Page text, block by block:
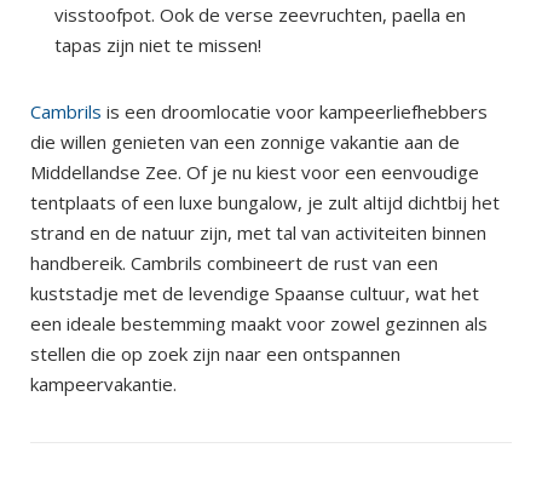
visstoofpot. Ook de verse zeevruchten, paella en
tapas zijn niet te missen!
Cambrils is een droomlocatie voor kampeerliefhebbers
die willen genieten van een zonnige vakantie aan de
Middellandse Zee. Of je nu kiest voor een eenvoudige
tentplaats of een luxe bungalow, je zult altijd dichtbij het
strand en de natuur zijn, met tal van activiteiten binnen
handbereik. Cambrils combineert de rust van een
kuststadje met de levendige Spaanse cultuur, wat het
een ideale bestemming maakt voor zowel gezinnen als
stellen die op zoek zijn naar een ontspannen
kampeervakantie.